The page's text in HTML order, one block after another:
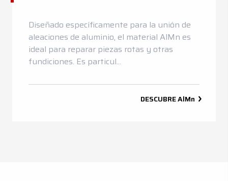
Diseñado específicamente para la unión de
aleaciones de aluminio, el material AlMn es
ideal para reparar piezas rotas y otras
fundiciones. Es particul...
DESCUBREAlMn